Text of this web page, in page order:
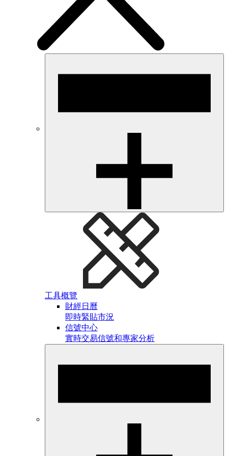
工具概覽
財經日曆
即時緊貼市況
信號中心
實時交易信號和專家分析